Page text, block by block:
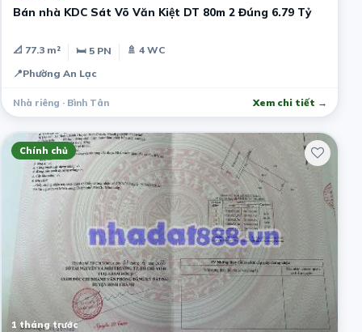
Bán nhà KDC Sát Võ Văn Kiệt DT 80m 2 Đúng 6.79 Tỷ
📐 77.3 m² 🛏 5 PN
🚿 4 WC
📍Phường An Lạc
Nhà riêng · Bình Tân Xem chi tiết →
Chính chủ
1 tháng trước